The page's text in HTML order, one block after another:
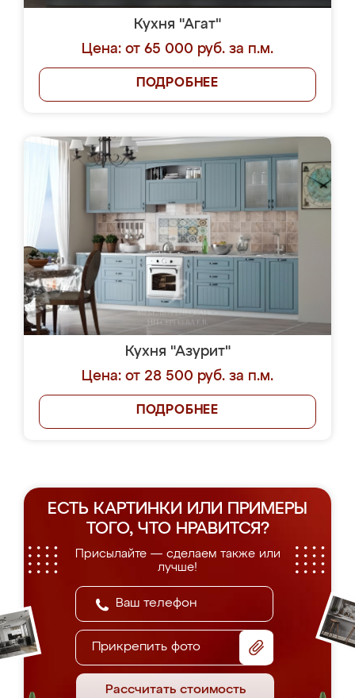
Кухня "Агат"
Цена: от 65 000 руб. за п.м.
ПОДРОБНЕЕ
Кухня "Азурит"
Цена: от 28 500 руб. за п.м.
ПОДРОБНЕЕ
ЕСТЬ КАРТИНКИ ИЛИ ПРИМЕРЫ
ТОГО, ЧТО НРАВИТСЯ?
Присылайте — сделаем также или
лучше!
Прикрепить фото
Рассчитать стоимость